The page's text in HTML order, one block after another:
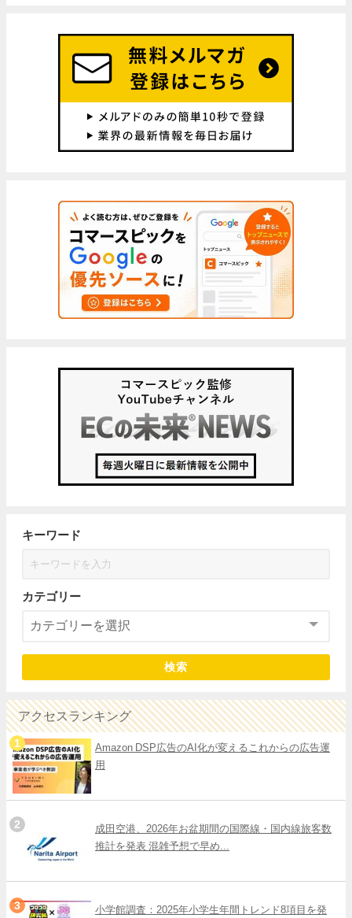
キーワード
カテゴリー
検索
アクセスランキング
Amazon DSP広告のAI化が変えるこれからの広告運
用
成田空港、2026年お盆期間の国際線・国内線旅客数
推計を発表 混雑予想で早め...
小学館調査：2025年小学生年間トレンド8項目を発